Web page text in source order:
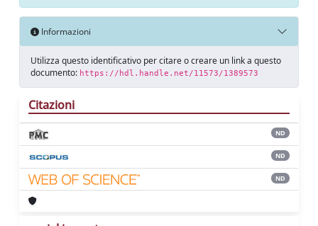
Informazioni
Utilizza questo identificativo per citare o creare un link a questo
documento: https://hdl.handle.net/11573/1389573
Citazioni
ND
ND
ND